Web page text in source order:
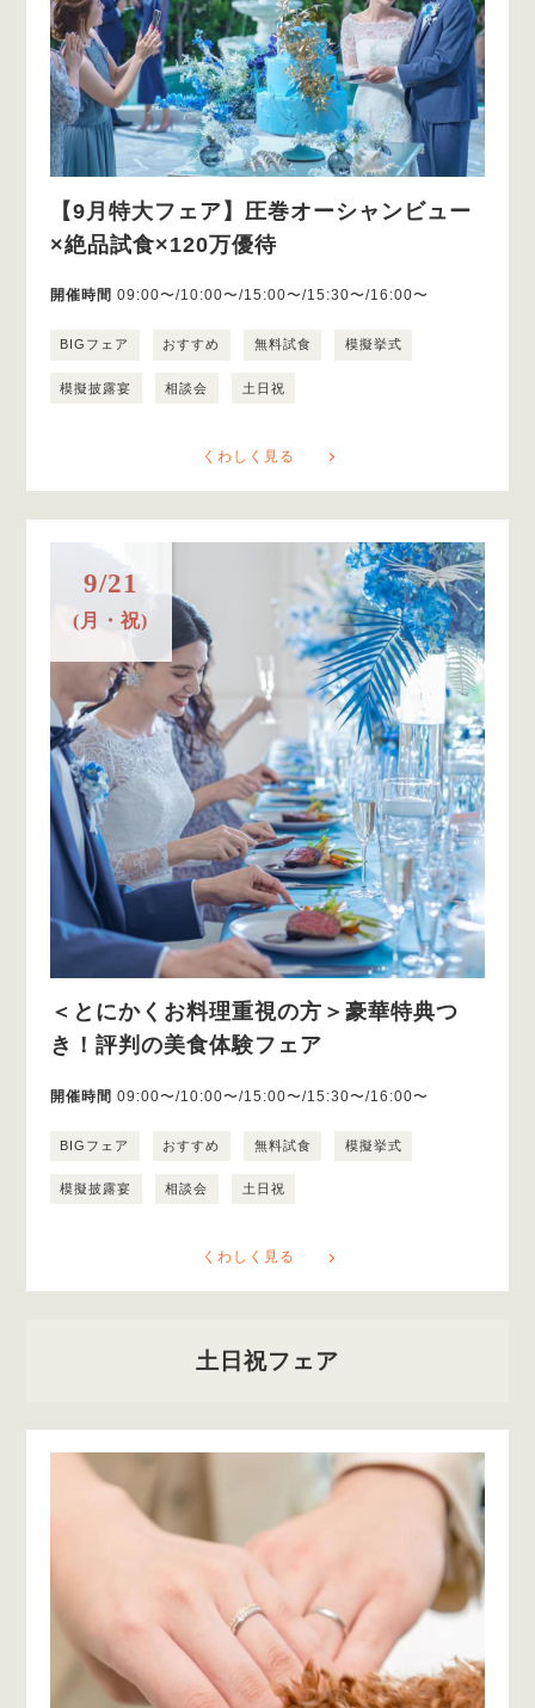
【9月特大フェア】圧巻オーシャンビュー
×絶品試食×120万優待
開催時間 09:00〜/10:00〜/15:00〜/15:30〜/16:00〜
BIGフェア おすすめ 無料試食 模擬挙式
模擬披露宴 相談会 土日祝
くわしく見る
9/21
(月・祝)
＜とにかくお料理重視の方＞豪華特典つ
き！評判の美食体験フェア
開催時間 09:00〜/10:00〜/15:00〜/15:30〜/16:00〜
BIGフェア おすすめ 無料試食 模擬挙式
模擬披露宴 相談会 土日祝
くわしく見る
土日祝フェア